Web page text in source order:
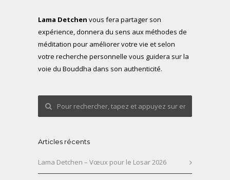
Lama Detchen vous fera partager son
expérience, donnera du sens aux méthodes de
méditation pour améliorer votre vie et selon
votre recherche personnelle vous guidera sur la
voie du Bouddha dans son authenticité.
Articles récents
Lama Detchen – Vœux pour le Losar 2026